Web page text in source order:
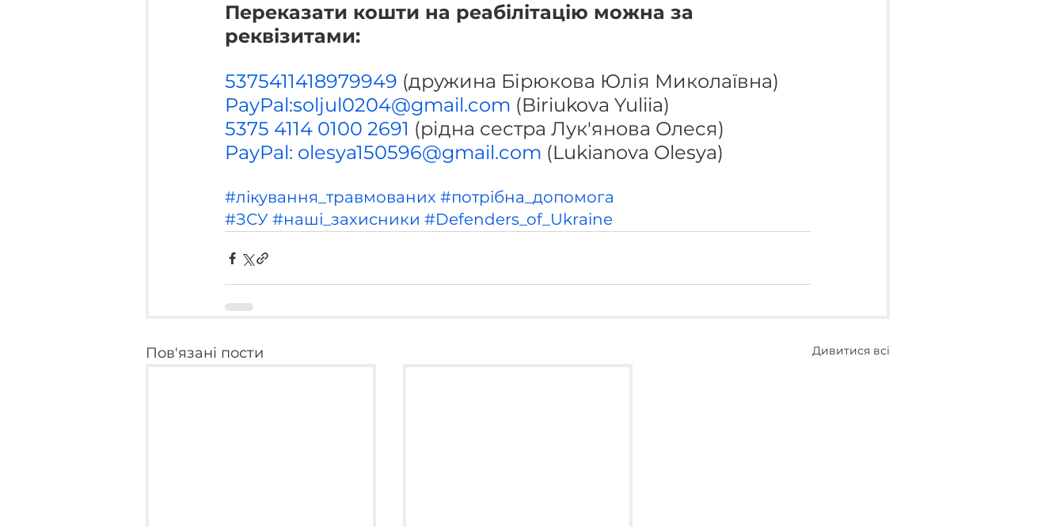
Переказати кошти на реабілітацію можна за
реквізитами:
5375411418979949 (дружина Бірюкова Юлія Миколаївна)
PayPal:soljul0204@gmail.com (Biriukova Yuliia)
5375 4114 0100 2691 (рідна сестра Лук'янова Олеся)
PayPal: olesya150596@gmail.com (Lukianova Olesya)
#лікування_травмованих #потрібна_допомога
#ЗСУ #наші_захисники #Defenders_of_Ukraine
Пов'язані пости Дивитися всі